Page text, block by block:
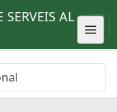
AL